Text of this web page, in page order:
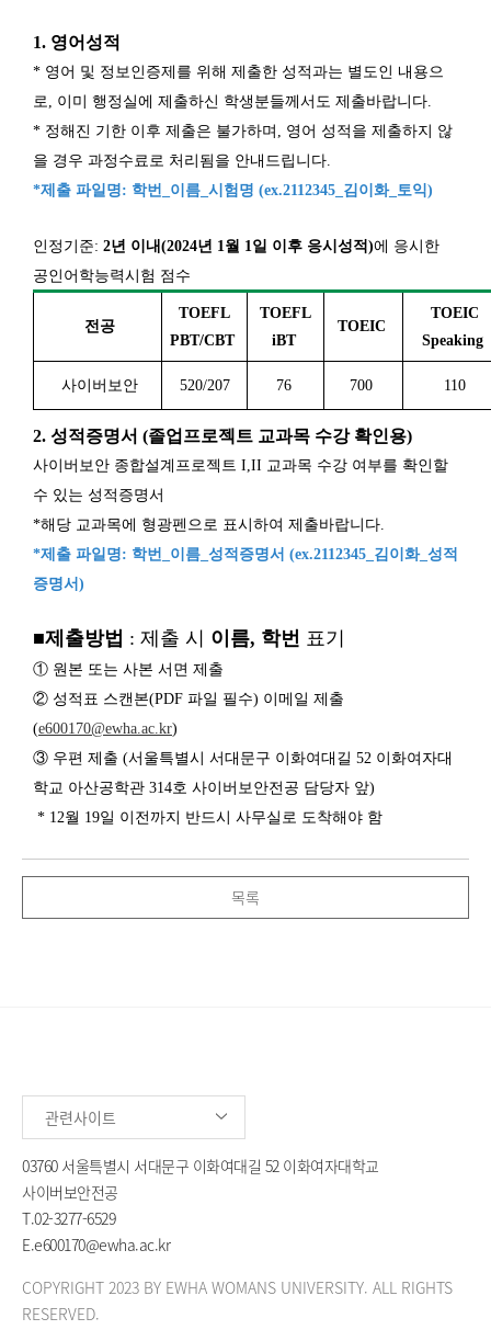
1. 영어성적
* 영어 및 정보인증제를 위해 제출한 성적과는 별도인 내용으
로, 이미 행정실에 제출하신 학생분들께서도 제출바랍니다.
* 정해진 기한 이후 제출은 불가하며, 영어 성적을 제출하지 않
을 경우 과정수료로 처리됨을 안내드립니다.
*제출 파일명: 학번_이름_시험명 (ex.2112345_김이화_토익)
인정기준: 2년 이내(2024년 1월 1일 이후 응시성적)에 응시한
공인어학능력시험 점수
전공
TOEFL
PBT/CBT
TOEFL
iBT
TOEIC
TOEIC
Speaking
사이버보안 520/207 76 700 110
2. 성적증명서 (졸업프로젝트 교과목 수강 확인용)
사이버보안 종합설계프로젝트 I,II 교과목 수강 여부를 확인할
수 있는 성적증명서
*해당 교과목에 형광펜으로 표시하여 제출바랍니다.
*제출 파일명: 학번_이름_성적증명서 (ex.2112345_김이화_성적
증명서)
■제출방법 : 제출 시 이름, 학번 표기
① 원본 또는 사본 서면 제출
② 성적표 스캔본(PDF 파일 필수) 이메일 제출
(e600170@ewha.ac.kr)
③ 우편 제출 (서울특별시 서대문구 이화여대길 52 이화여자대
학교 아산공학관 314호 사이버보안전공 담당자 앞)
* 12월 19일 이전까지 반드시 사무실로 도착해야 함
목록
관련사이트
03760 서울특별시 서대문구 이화여대길 52 이화여자대학교
사이버보안전공
T.02-3277-6529
E.e600170@ewha.ac.kr
COPYRIGHT 2023 BY EWHA WOMANS UNIVERSITY. ALL RIGHTS
RESERVED.